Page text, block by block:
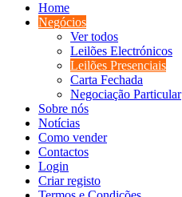
Home
Negócios
Ver todos
Leilões Electrónicos
Leilões Presenciais
Carta Fechada
Negociação Particular
Sobre nós
Notícias
Como vender
Contactos
Login
Criar registo